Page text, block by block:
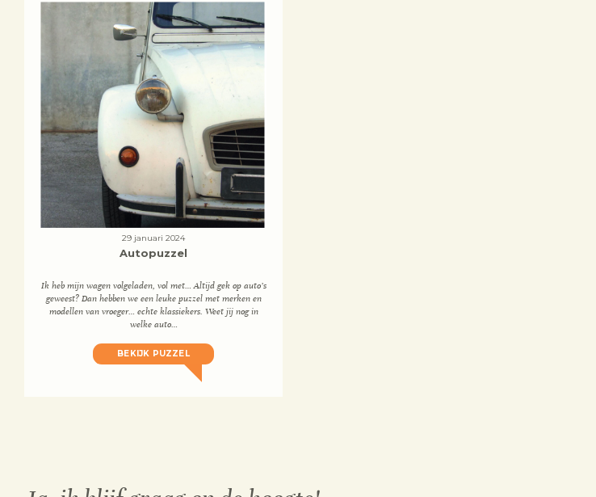
29 januari 2024
Autopuzzel
Ik heb mijn wagen volgeladen, vol met… Altijd gek op auto’s
geweest? Dan hebben we een leuke puzzel met merken en
modellen van vroeger… echte klassiekers. Weet jij nog in
welke auto…
BEKIJK PUZZEL